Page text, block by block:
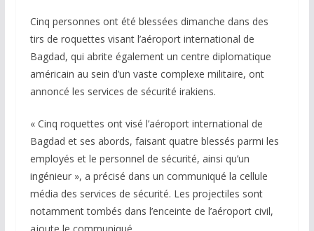
Cinq personnes ont été blessées dimanche dans des
tirs de roquettes visant l’aéroport international de
Bagdad, qui abrite également un centre diplomatique
américain au sein d’un vaste complexe militaire, ont
annoncé les services de sécurité irakiens.
« Cinq roquettes ont visé l’aéroport international de
Bagdad et ses abords, faisant quatre blessés parmi les
employés et le personnel de sécurité, ainsi qu’un
ingénieur », a précisé dans un communiqué la cellule
média des services de sécurité. Les projectiles sont
notamment tombés dans l’enceinte de l’aéroport civil,